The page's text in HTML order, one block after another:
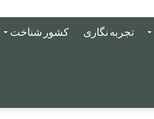
تجربه نگاری کشور شناخت